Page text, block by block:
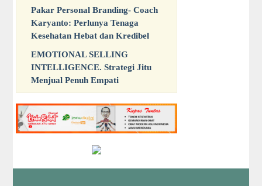
Pakar Personal Branding- Coach
Karyanto: Perlunya Tenaga
Kesehatan Hebat dan Kredibel
EMOTIONAL SELLING
INTELLIGENCE. Strategi Jitu
Menjual Penuh Empati